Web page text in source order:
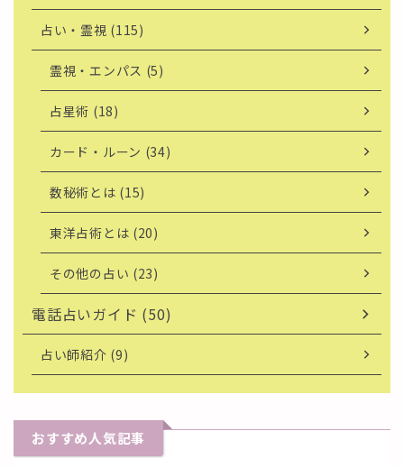
占い・霊視 (115)
霊視・エンパス (5)
占星術 (18)
カード・ルーン (34)
数秘術とは (15)
東洋占術とは (20)
その他の占い (23)
電話占いガイド (50)
占い師紹介 (9)
おすすめ人気記事